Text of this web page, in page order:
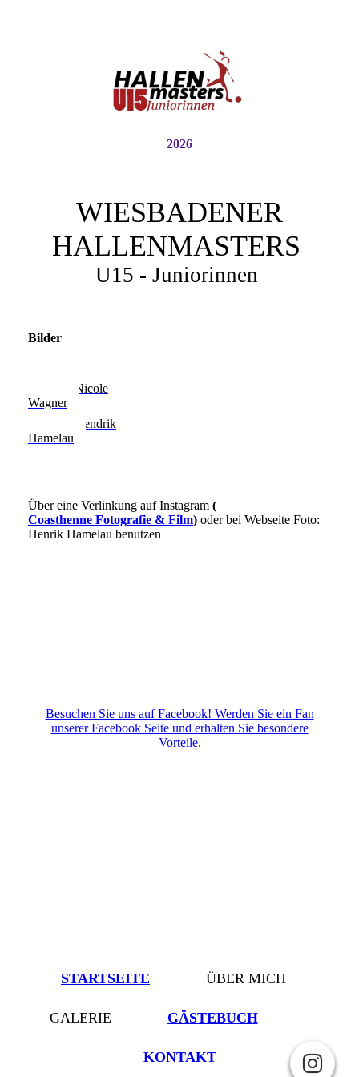
2026
WIESBADENER
HALLENMASTERS
U15 - Juniorinnen
Bilder
Bilder Nicole
Wagner
Bilder Hendrik
Hamelau
Über eine Verlinkung auf Instagram (
Coasthenne Fotografie & Film) oder bei Webseite Foto:
Henrik Hamelau benutzen
Besuchen Sie uns auf Facebook! Werden Sie ein Fan
unserer Facebook Seite und erhalten Sie besondere
Vorteile.
STARTSEITE ÜBER MICH
GALERIE GÄSTEBUCH
KONTAKT